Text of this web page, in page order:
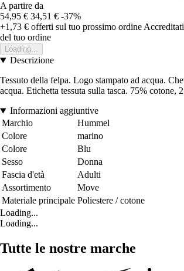
A partire da
54,95 € 34,51 € -37%
+1,73 € offerti sul tuo prossimo ordine
del tuo ordine
Loading...
Descrizione
Tessuto della felpa. Logo stampato ad acqua.
acqua. Etichetta tessuta sulla tasca. 75% cotone,
Informazioni aggiuntive
Marchio
Hummel
Colore
marino
Colore
Blu
Sesso
Donna
Fascia d'età
Adulti
Assortimento
Move
Materiale principale Poliestere / cotone
Loading...
Loading...
Tutte le nostre marche